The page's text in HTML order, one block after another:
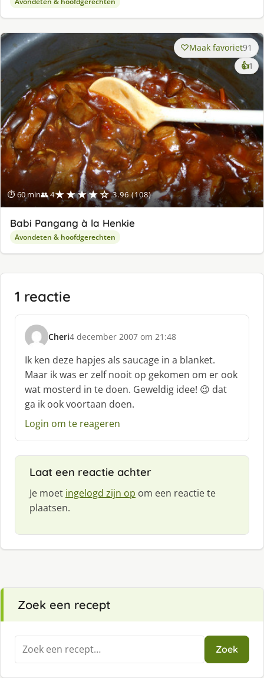
⏱ 60 min👥 4★★★★☆ 3.96 (108)
Maak favoriet91
👍1
Babi Pangang à la Henkie
Avondeten & hoofdgerechten
1 reactie
Cheri
s
c
h
r
e
e
:
4 december 2007 om 21:48
Ik ken deze hapjes als saucage in a blanket.
Maar ik was er zelf nooit op gekomen om er ook
wat mosterd in te doen. Geweldig idee! 😉 dat
ga ik ook voortaan doen.
Login om te reageren
Laat een reactie achter
Je moet ingelogd zijn op om een reactie te
plaatsen.
Zoek een recept
Zoeken
naar:
Zoek